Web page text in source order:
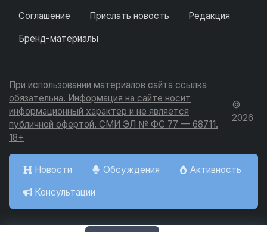
Соглашение
Прислать новость
Редакция
Бренд-материалы
При использовании материалов сайта ссылка
обязательна. Информация на сайте носит
информационный характер и не является
публичной офертой. СМИ ЭЛ № ФС 77 — 68711.
18+
©
2026
Новости Обсуждения
Активность
Консультации